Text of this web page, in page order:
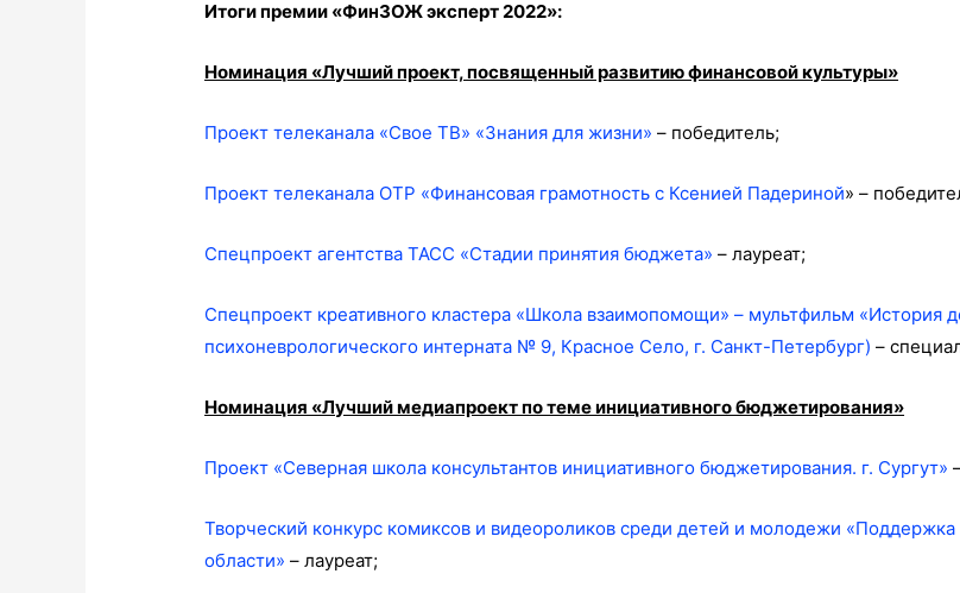
Итоги премии «ФинЗОЖ эксперт 2022»:
Номинация «Лучший проект, посвященный развитию финансовой культуры»
Проект телеканала «Свое ТВ» «Знания для жизни» – победитель;
Проект телеканала ОТР «Финансовая грамотность с Ксенией Падериной» –
Спецпроект агентства ТАСС «Стадии принятия бюджета» – лауреат;
Спецпроект креативного кластера «Школа взаимопомощи» – мультфильм «История
психоневрологического интерната № 9, Красное Село, г. Санкт-Петербург) –
Номинация «Лучший медиапроект по теме инициативного бюджетирования»
Проект «Северная школа консультантов инициативного бюджетирования. г. Сургут»
Творческий конкурс комиксов и видеороликов среди детей и молодежи
области» – лауреат;